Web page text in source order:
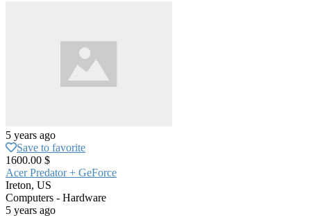
5 years ago
Save to favorite
1600.00 $
Acer Predator + GeForce
Ireton, US
Computers - Hardware
5 years ago